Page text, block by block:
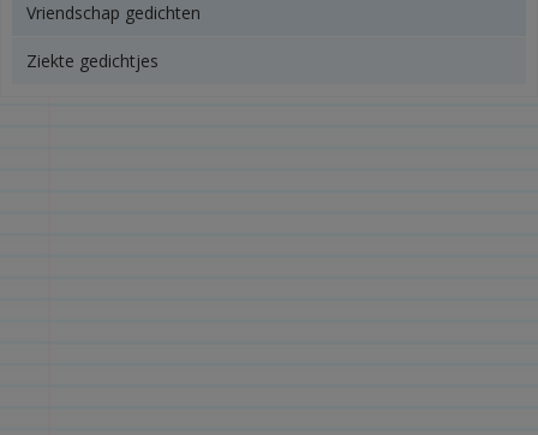
Vriendschap gedichten
Ziekte gedichtjes